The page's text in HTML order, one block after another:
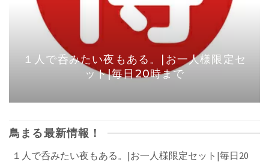
１人で呑みたい夜もある。|お一人様限定セ
ット|毎日20時まで
鳥まる最新情報！
１人で呑みたい夜もある。|お一人様限定セット|毎日20